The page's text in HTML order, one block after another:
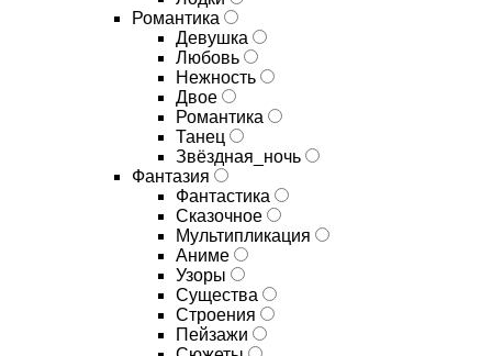
Романтика
Девушка
Любовь
Нежность
Двое
Романтика
Танец
Звёздная_ночь
Фантазия
Фантастика
Сказочное
Мультипликация
Аниме
Узоры
Существа
Строения
Пейзажи